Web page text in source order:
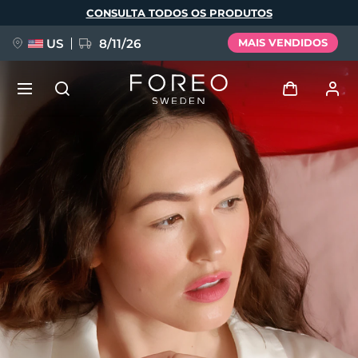
principal
CONSULTA TODOS OS PRODUTOS
US 8/11/26 MAIS VENDIDOS
Entrar
Perfil de usuário
Meus aparelhos
Meus pedidos
Meus endereços
As minhas subscrições
NOVIDADE
FAQ™ Pure Beauty-Tech Elixir
BREAKING NEWS
issa™ Teeth Whitening Set
Idioma
English Deutsch
Español
Français
Português
Polski
Svenska
Русский
Türkçe
简体中文 繁體中文